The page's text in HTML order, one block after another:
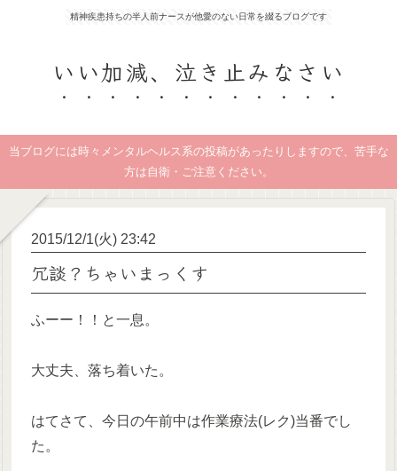
精神疾患持ちの半人前ナースが他愛のない日常を綴るブログです
いい加減、泣き止みなさい
当ブログには時々メンタルヘルス系の投稿があったりしますので、苦手な
方は自衛・ご注意ください。
2015/12/1(火) 23:42
冗談？ちゃいまっくす
ふーー！！と一息。
大丈夫、落ち着いた。
はてさて、今日の午前中は作業療法(レク)当番でし
た。